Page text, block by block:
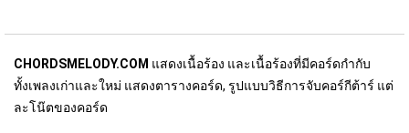
CHORDSMELODY.COM แสดงเนื้อร้อง และเนื้อร้องที่มีคอร์ดกำกับ
ทั้งเพลงเก่าและใหม่ แสดงตารางคอร์ด, รูปแบบวิธีการจับคอร์กีต้าร์ แต่
ละโน๊ตของคอร์ด